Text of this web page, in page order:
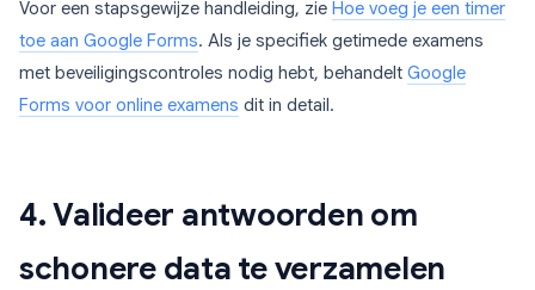
Voor een stapsgewijze handleiding, zie Hoe voeg je een timer
toe aan Google Forms. Als je specifiek getimede examens
met beveiligingscontroles nodig hebt, behandelt Google
Forms voor online examens dit in detail.
4. Valideer antwoorden om
schonere data te verzamelen